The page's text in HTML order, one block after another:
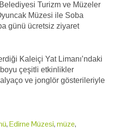
Turizm ve Müzeler
Müzesi ile Soba
günü ücretsiz ziyaret
Kaleiçi Yat Limanı’ndaki
çeşitli etkinlikler
ve jonglör gösterileriyle
,Edirne Müzesi,müze,